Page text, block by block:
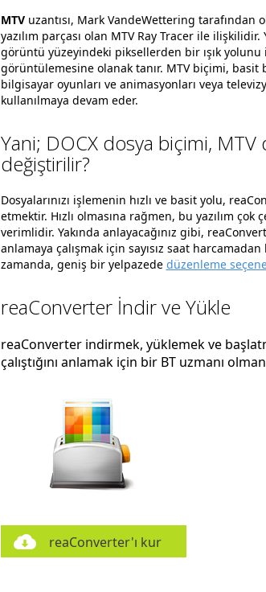
MTVuzantısı, Mark VandeWettering
yazılım parçası olan MTV Ray Tracer ile ilişkilidir.
görüntü yüzeyindeki piksellerden bir ışık
görüntülemesine olanak tanır. MTV biçimi, basit
bilgisayar oyunları ve animasyonları veya
kullanılmaya devam eder.
Yani; DOCX dosya biçimi, MTV
değiştirilir?
Dosyalarınızı işlemenin hızlı ve basit yolu,
etmektir. Hızlı olmasına rağmen, bu yazılım
verimlidir. Yakında anlayacağınız gibi,
anlamaya çalışmak için sayısız saat harcamadan
zamanda, geniş bir yelpazede düzenleme
reaConverter İndir ve Yükle
reaConverter indirmek, yüklemek ve
çalıştığını anlamak için bir BT uzmanı
reaConverter'ı kur